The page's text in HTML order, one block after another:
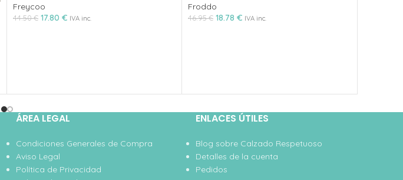
Freycoo
44.50€ 17.80 € IVA inc.
Froddo
46.95€ 18.78 € IVA inc.
ÁREA LEGAL
Condiciones Generales de Compra
Aviso Legal
Política de Privacidad
ENLACES ÚTILES
Blog sobre Calzado Respetuoso
Detalles de la cuenta
Pedidos